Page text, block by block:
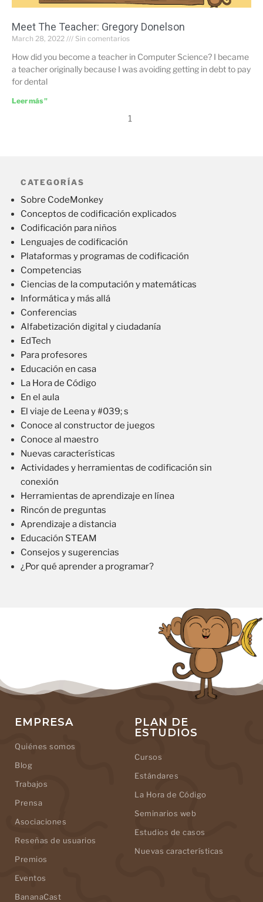
Meet The Teacher: Gregory Donelson
March 28, 2022 Sin comentarios
How did you become a teacher in Computer Science? I became
a teacher originally because I was avoiding getting in debt to pay
for dental
Leer más "
1
CATEGORÍAS
Sobre CodeMonkey
Conceptos de codificación explicados
Codificación para niños
Lenguajes de codificación
Plataformas y programas de codificación
Competencias
Ciencias de la computación y matemáticas
Informática y más allá
Conferencias
Alfabetización digital y ciudadanía
EdTech
Para profesores
Educación en casa
La Hora de Código
En el aula
El viaje de Leena y #039; s
Conoce al constructor de juegos
Conoce al maestro
Nuevas características
Actividades y herramientas de codificación sin
conexión
Herramientas de aprendizaje en línea
Rincón de preguntas
Aprendizaje a distancia
Educación STEAM
Consejos y sugerencias
¿Por qué aprender a programar?
EMPRESA
Quiénes somos
Blog
Trabajos
Prensa
Asociaciones
Reseñas de usuarios
Premios
Eventos
BananaCast
PLAN DE
ESTUDIOS
Cursos
Estándares
La Hora de Código
Seminarios web
Estudios de casos
Nuevas características